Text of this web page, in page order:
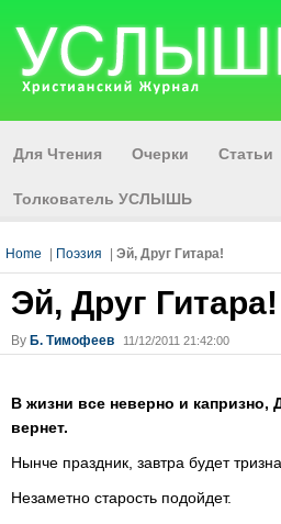
Для Чтения Очерки Статьи
Толкователь УСЛЫШЬ
Home Поэзия Эй, Друг Гитара!
Эй, Друг Гитара!
By Б. Тимофеев 11/12/2011 21:42:00
В жизни все неверно и капризно,
вернет.
Нынче праздник, завтра будет тризна,
Незаметно старость подойдет.